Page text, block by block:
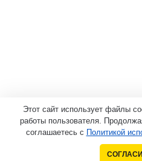
Этот сайт использует файлы
работы пользователя.
соглашаетесь с Политикой